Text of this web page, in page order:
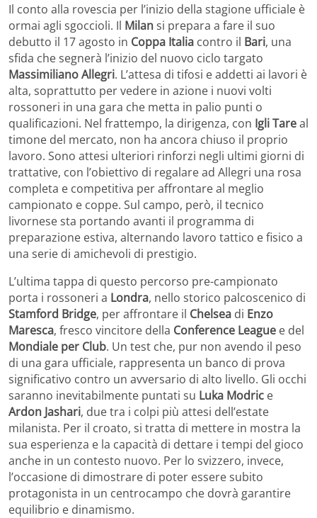
Il conto alla rovescia per l’inizio della stagione ufficiale è
ormai agli sgoccioli. Il Milansi prepara a fare il suo
debutto il 17 agosto in Coppa Italia contro il Bari, una
sfida che segnerà l’inizio del nuovo ciclo targato
Massimiliano Allegri. L’attesa di tifosi e addetti ai lavori è
alta, soprattutto per vedere in azione i nuovi volti
rossoneri in una gara che metta in palio punti o
qualificazioni. Nel frattempo, la dirigenza, con Igli Tareal
timone del mercato, non ha ancora chiuso il proprio
lavoro. Sono attesi ulteriori rinforzi negli ultimi giorni di
trattative, con l’obiettivo di regalare ad Allegri una rosa
completa e competitiva per affrontare al meglio
campionato e coppe. Sul campo, però, il tecnico
livornese sta portando avanti il programma di
preparazione estiva, alternando lavoro tattico e fisico a
una serie di amichevoli di prestigio.
L’ultima tappa di questo percorso pre-campionato
porta i rossoneri a Londra, nello storico palcoscenico di
Stamford Bridge, per affrontare il Chelsea di Enzo
Maresca, fresco vincitore della Conference League e del
Mondiale per Club. Un test che, pur non avendo il peso
di una gara ufficiale, rappresenta un banco di prova
significativo contro un avversario di alto livello. Gli occhi
saranno inevitabilmente puntati su Luka Modric e
Ardon Jashari, due tra i colpi più attesi dell’estate
milanista. Per il croato, si tratta di mettere in mostra la
sua esperienza e la capacità di dettare i tempi del gioco
anche in un contesto nuovo. Per lo svizzero, invece,
l’occasione di dimostrare di poter essere subito
protagonista in un centrocampo che dovrà garantire
equilibrio e dinamismo.